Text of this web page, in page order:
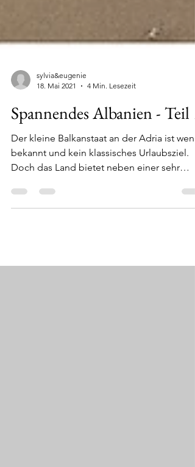
18. Mai 2021
4 Min. Lesezeit
Spannendes Albanien - Teil 1
Der kleine Balkanstaat an der Adria ist
Doch das Land bietet neben einer sehr
grünen...